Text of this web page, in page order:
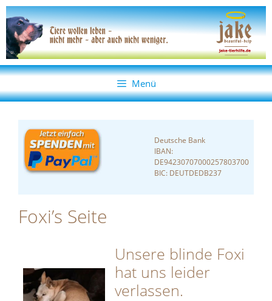
Zum
Inhalt
springen
Zum
Inhalt
springen
Menü
Deutsche Bank
IBAN:
DE94230707000257803700
BIC: DEUTDEDB237
Foxi’s Seite
Unsere blinde Foxi
hat uns leider
verlassen.